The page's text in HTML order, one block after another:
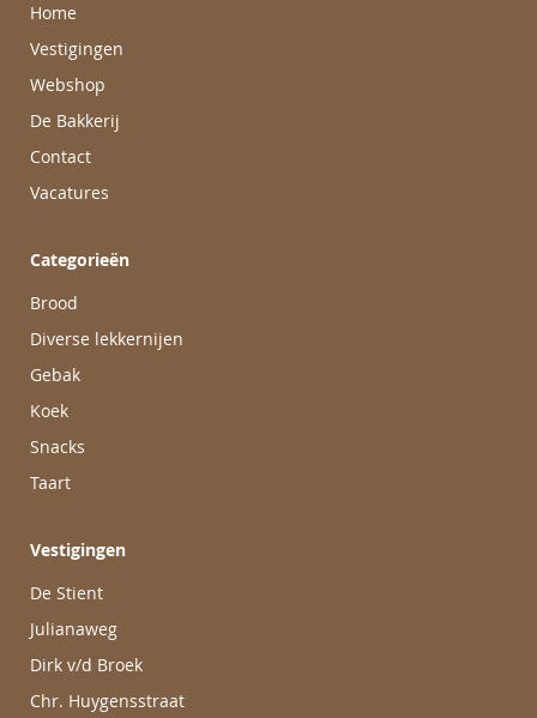
Home
Vestigingen
Webshop
De Bakkerij
Contact
Vacatures
Categorieën
Brood
Diverse lekkernijen
Gebak
Koek
Snacks
Taart
Vestigingen
De Stient
Julianaweg
Dirk v/d Broek
Chr. Huygensstraat